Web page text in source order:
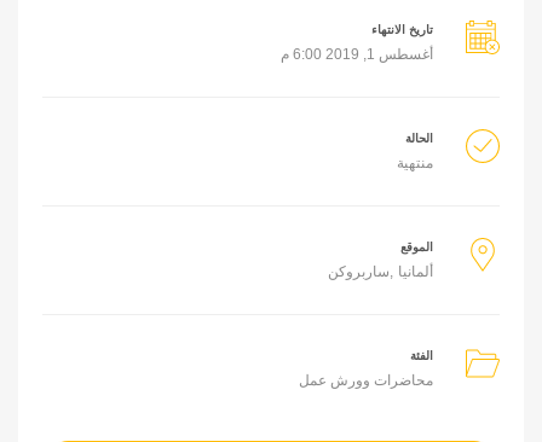
تاريخ الانتهاء
أغسطس 1, 2019 6:00 م
الحالة
منتهية
الموقع
ألمانيا ساربروكن
الفئة
محاضرات وورش عمل